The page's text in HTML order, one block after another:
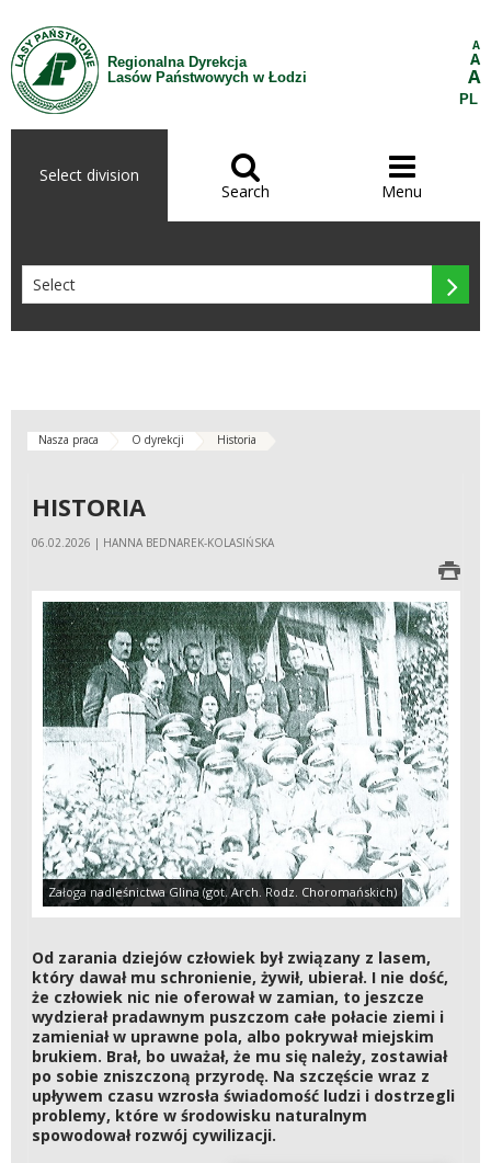
Skip to Content
Regionalna Dyrekcja
Lasów Państwowych w Łodzi
A
A
A
PL
Select division 
Search

Menu

Nasza praca O dyrekcji Historia
HISTORIA
06.02.2026 | HANNA BEDNAREK-KOLASIŃSKA
Załoga nadleśnictwa Glina (got. Arch. Rodz. Choromańskich)
Od zarania dziejów człowiek był związany z lasem,
który dawał mu schronienie, żywił, ubierał. I nie dość,
że człowiek nic nie oferował w zamian, to jeszcze
wydzierał pradawnym puszczom całe połacie ziemi i
zamieniał w uprawne pola, albo pokrywał miejskim
brukiem. Brał, bo uważał, że mu się należy, zostawiał
po sobie zniszczoną przyrodę. Na szczęście wraz z
upływem czasu wzrosła świadomość ludzi i dostrzegli
problemy, które w środowisku naturalnym
spowodował rozwój cywilizacji.